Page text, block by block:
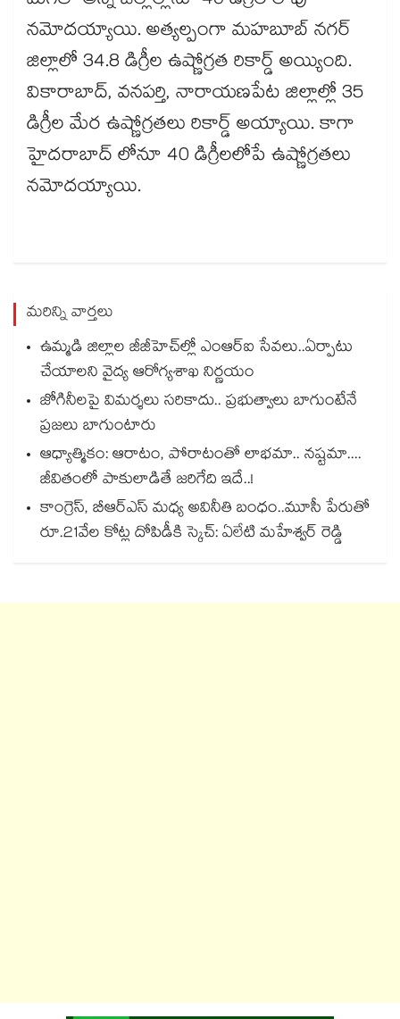
నమోదయ్యాయి. అత్యల్పంగా మహబూబ్ నగర్
జిల్లాలో 34.8 డిగ్రీల ఉష్ణోగ్రత రికార్డ్ అయ్యింది.
వికారాబాద్, వనపర్తి, నారాయణపేట జిల్లాల్లో 35
డిగ్రీల మేర ఉష్ణోగ్రతలు రికార్డ్ అయ్యాయి. కాగా
హైదరాబాద్ లోనూ 40 డిగ్రీలలోపే ఉష్ణోగ్రతలు
నమోదయ్యాయి.
మరిన్ని వార్తలు
ఉమ్మడి జిల్లాల జీజీహెచ్‌‌ల్లో ఎంఆర్ఐ సేవలు..ఏర్పాటు
చేయాలని వైద్య ఆరోగ్యశాఖ నిర్ణయం
జోగినీలపై విమర్శలు సరికాదు.. ప్రభుత్వాలు బాగుంటేనే
ప్రజలు బాగుంటారు
ఆధ్యాత్మికం: ఆరాటం, పోరాటంతో లాభమా.. నష్టమా....
జీవితంలో పాకులాడితే జరిగేది ఇదే..!
కాంగ్రెస్, బీఆర్ఎస్ మధ్య అవినీతి బంధం..మూసీ పేరుతో
రూ.21వేల కోట్ల దోపిడీకి స్కెచ్: ఏలేటి మహేశ్వర్ రెడ్డి